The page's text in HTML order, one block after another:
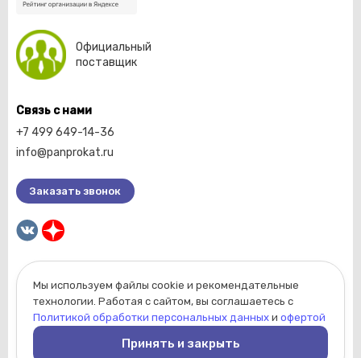
2026 © Компания «Пан прокат».
Вся информация, размещенная на сайте, носит
ознакомительный характер и не является
публичной офертой, определяемой положениями
Официальный
поставщик
Связь с нами
+7 499 649-14-36
info@panprokat.ru
Заказать звонок
Мы используем файлы cookie и рекомендательные
технологии. Работая с сайтом, вы соглашаетесь с
Политикой обработки персональных данных и офертой
Принять и закрыть